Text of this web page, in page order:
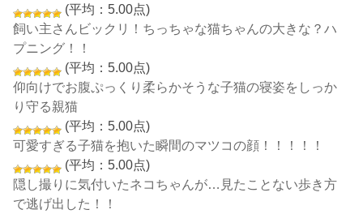
(平均：5.00点)
飼い主さんビックリ！ちっちゃな猫ちゃんの大きな？ハ
プニング！！
(平均：5.00点)
仰向けでお腹ぷっくり柔らかそうな子猫の寝姿をしっか
り守る親猫
(平均：5.00点)
可愛すぎる子猫を抱いた瞬間のマツコの顔！！！！！
(平均：5.00点)
隠し撮りに気付いたネコちゃんが…見たことない歩き方
で逃げ出した！！